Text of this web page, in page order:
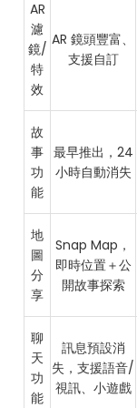
AR
濾
鏡/
特
效
AR 鏡頭豐富、
支援自訂
故
事
功
能
最早推出，24
小時自動消失
地
圖
分
享
Snap Map，
即時位置＋公
開故事探索
聊
天
功
能
訊息預設消
失，支援語音/
視訊、小遊戲